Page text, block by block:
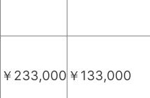
￥233,000 ￥133,000